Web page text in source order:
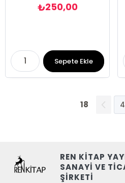
₺250,00
Sepete Ekle
18
REN KİTAP
SANAYİ VE
ŞİRKETİ